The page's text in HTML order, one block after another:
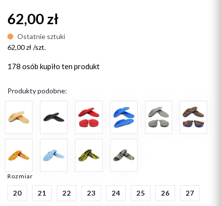
62,00 zł
Ostatnie sztuki
62,00 zł /szt.
178 osób kupiło ten produkt
Produkty podobne:
Rozmiar
20 21 22 23 24 25 26 27